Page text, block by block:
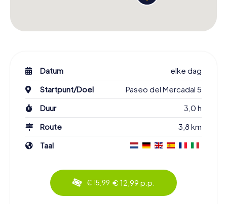
Datum
elke dag
Startpunt/Doel
Paseo del Mercadal 5
Duur
3,0 h
Route
3,8 km
Taal
€ 15,99 € 12,99 p.p.